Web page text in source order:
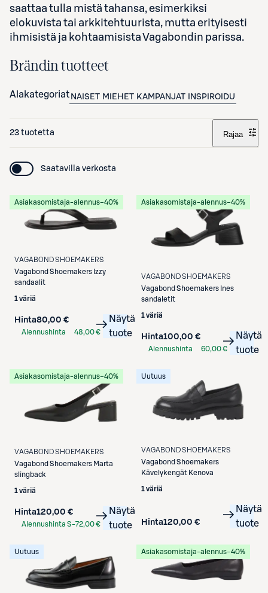
saattaa tulla mistä tahansa, esimerkiksi
elokuvista tai arkkitehtuurista, mutta erityisesti
ihmisistä ja kohtaamisista Vagabondin parissa.
Brändin tuotteet
Alakategoriat NAISET MIEHET KAMPANJAT INSPIROIDU
23 tuotetta Rajaa
Saatavilla verkosta
Asiakasomistaja-alennus−40%
VAGABOND SHOEMAKERS
Vagabond Shoemakers Izzy
sandaalit
1 väriä
Hinta80,00 €
Alennushinta
48,00 €
Näytä
tuote
Asiakasomistaja-alennus−40%
VAGABOND SHOEMAKERS
Vagabond Shoemakers Ines
sandaletit
1 väriä
Hinta100,00 €
Alennushinta
60,00 €
Näytä
tuote
Asiakasomistaja-alennus−40%
VAGABOND SHOEMAKERS
Vagabond Shoemakers Marta
slingback
1 väriä
Hinta120,00 €
Alennushinta S-72,00 €
Näytä
tuote
Uutuus
VAGABOND SHOEMAKERS
Vagabond Shoemakers
Kävelykengät Kenova
1 väriä
Hinta120,00 €
Näytä
tuote
Uutuus Asiakasomistaja-alennus−40%